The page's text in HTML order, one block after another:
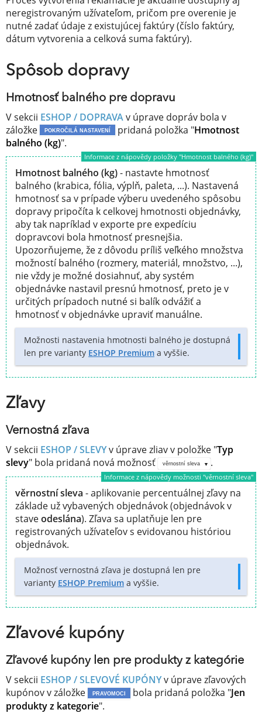
neregistrovaným užívateľom, pričom pre overenie je
nutné zadať údaje z existujúcej faktúry (číslo faktúry,
dátum vytvorenia a celková suma faktúry).
Spôsob dopravy
Hmotnosť balného pre dopravu
V sekcii ESHOP / DOPRAVAv úprave dopráv bola v
záložke
POKROČILÁ NASTAVENÍ pridaná položka "Hmotnost
balného (kg)".
Informace z nápovědy položky "Hmotnost balného (kg)"
Hmotnost balného (kg)- nastavte hmotnosť
balného (krabica, fólia, výplň, paleta, ...). Nastavená
hmotnosť sa v prípade výberu uvedeného spôsobu
dopravy pripočíta k celkovej hmotnosti objednávky,
aby tak napríklad v exporte pre expedíciu
dopravcovi bola hmotnosť presnejšia.
Upozorňujeme, že z dôvodu príliš veľkého množstva
možností balného (rozmery, materiál, množstvo, ...),
nie vždy je možné dosiahnuť, aby systém
objednávke nastavil presnú hmotnosť, preto je v
určitých prípadoch nutné si balík odvážiť a
hmotnosť v objednávke upraviť manuálne.
Možnosti nastavenia hmotnosti balného je dostupná
len pre varianty ESHOP Premium a vyššie.
Zľavy
Vernostná zľava
V sekcii ESHOP / SLEVYv úprave zliav v položke "Typ
slevy" bola pridaná nová možnosť věrnostní sleva .
Informace z nápovědy možnosti "věrnostní sleva"
věrnostní sleva - aplikovanie percentuálnej zľavy na
základe už vybavených objednávok (objednávok v
staveodeslána). Zľava sa uplatňuje len pre
registrovaných užívateľov s evidovanou históriou
objednávok.
Možnosť vernostná zľava je dostupná len pre
varianty ESHOP Premium a vyššie.
Zľavové kupóny
Zľavové kupóny len pre produkty z kategórie
V sekcii ESHOP / SLEVOVÉ KUPÓNYv úprave zľavových
kupónov v záložke
PRAVOMOCI bola pridaná položka "Jen
produkty z kategorie".